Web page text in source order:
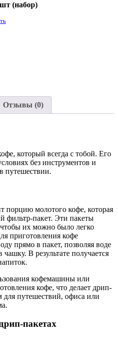
(набор)
Отзывы (0)
который всегда с тобой. Его
без инструментов и
путешествии.
порцию молотого кофе, которая
фильтр-пакет. Эти пакеты
их можно было легко
приготовления кофе
прямо в пакет, позволяя воде
чашку. В результате получается
кофемашины или
кофе, что делает дрип-
путешествий, офиса или
пакетах